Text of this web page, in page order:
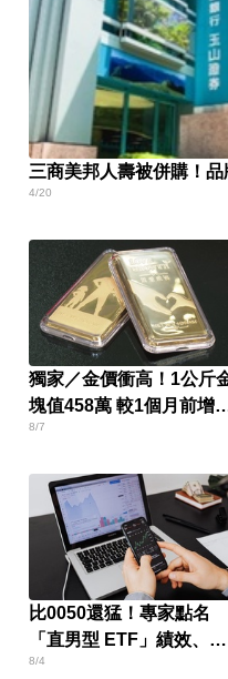
三商美邦人壽被併購！
4/20
獨家／金價衝高！1公斤
塊值458萬 較1個月前增
28萬
8/7
比0050還猛！專家點名
「直男型 ETF」績效、抗
跌一次勝出
8/4